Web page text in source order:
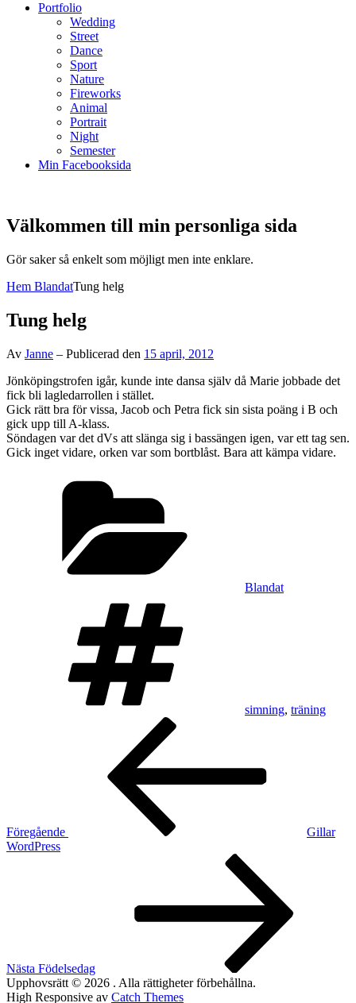
Portfolio
Wedding
Street
Dance
Sport
Nature
Fireworks
Animal
Portrait
Night
Semester
Min Facebooksida
Välkommen till min personliga sida
Gör saker så enkelt som möjligt men inte enklare.
Hem BlandatTung helg
Tung helg
Av Janne – Publicerad den 15 april, 2012
Jönköpingstrofen igår, kunde inte dansa själv då Marie jobbade det
fick bli lagledarrollen i stället.
Gick rätt bra för vissa, Jacob och Petra fick sin sista poäng i B och
gick upp till A-klass.
Söndagen var det dVs att slänga sig i bassängen igen, var ett tag sen.
Gick inget vidare, orken var som bortblåst. Bara att kämpa vidare.
Blandat
simning, träning
Inläggsnavigering
Föregående
Gillar
WordPress
Nästa Födelsedag
Upphovsrätt © 2026 . Alla rättigheter förbehållna.
High Responsive av Catch Themes